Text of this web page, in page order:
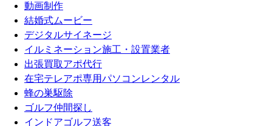
動画制作
結婚式ムービー
デジタルサイネージ
イルミネーション施工・設置業者
出張買取アポ代行
在宅テレアポ専用パソコンレンタル
蜂の巣駆除
ゴルフ仲間探し
インドアゴルフ送客